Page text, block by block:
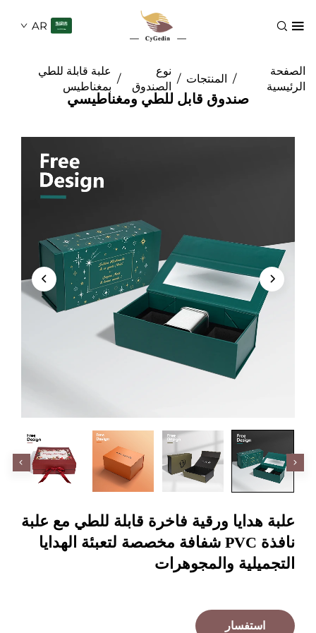
/ المنتجات
نوع
الصندوق
/
علبة قابلة للطي
بمغناطيس
صندوق قابل للطي ومغناطيسي
ورقية فاخرة قابلة للطي مع علبة
نافذة PVC شفافة مخصصة لتعبئة الهدايا
والمجوهرات
استفسار